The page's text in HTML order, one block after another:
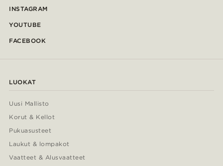
INSTAGRAM
YOUTUBE
FACEBOOK
LUOKAT
Uusi Mallisto
Korut & Kellot
Pukuasusteet
Laukut & lompakot
Vaatteet & Alusvaatteet